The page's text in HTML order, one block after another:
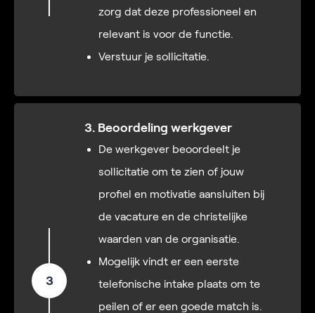
zorg dat deze professioneel en
relevant is voor de functie.
Verstuur je sollicitatie.
3
3. Beoordeling werkgever
De werkgever beoordeelt je
sollicitatie om te zien of jouw
profiel en motivatie aansluiten bij
de vacature en de christelijke
waarden van de organisatie.
Mogelijk vindt er een eerste
telefonische intake plaats om te
peilen of er een goede match is.